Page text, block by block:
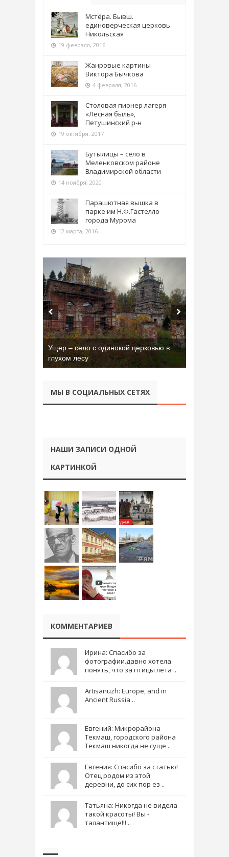
Мстёра. Бывш.
единоверческая церковь
Никольская
19 февраля, 2016
Жанровые картины
Виктора Бычкова
4 февраля, 2016
Столовая пионер лагеря
«Лесная быль»,
Петушинский р-н
19 октября, 2017
Бутылицы – село в
Меленковском районе
Владимирской области
14 ноября, 2020
Парашютная вышка в
парке им Н.Ф.Гастелло
города Мурома
12 марта, 2016
Ущер – село с одинокой церковью в
глухом лесу
МЫ В СОЦИАЛЬНЫХ СЕТЯХ
НАШИ ЗАПИСИ ОДНОЙ
КАРТИНКОЙ
КОММЕНТАРИЕВ
Ирина: Спасибо за
фотографии.давно хотела
понять, что за птицы лета ..
Artisanuzh: Europe, and in
Ancient Russia ..
Евгений: Микрорайона
Текмаш, городского района
Текмаш никогда не суще ..
Евгения: Спасибо за статью!
Отец родом из этой
деревни, до сих пор ез ..
Татьяна: Никогда не видела
такой красоты! Вы -
талантище!!! ..